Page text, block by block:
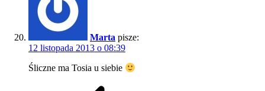
Marta pisze:
12 listopada 2013 o 08:39
Śliczne ma Tosia u siebie